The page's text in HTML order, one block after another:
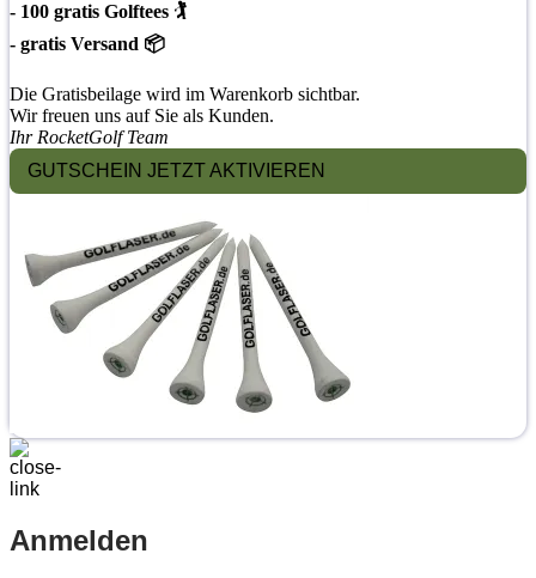
- 100 gratis Golftees 🏌
- gratis Versand 📦
Die Gratisbeilage wird im Warenkorb sichtbar.
Wir freuen uns auf Sie als Kunden.
Ihr RocketGolf Team
GUTSCHEIN JETZT AKTIVIEREN
Anmelden